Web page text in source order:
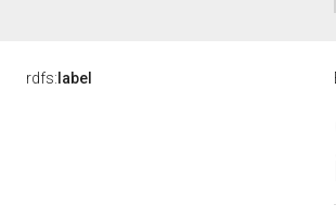
rdfs: label